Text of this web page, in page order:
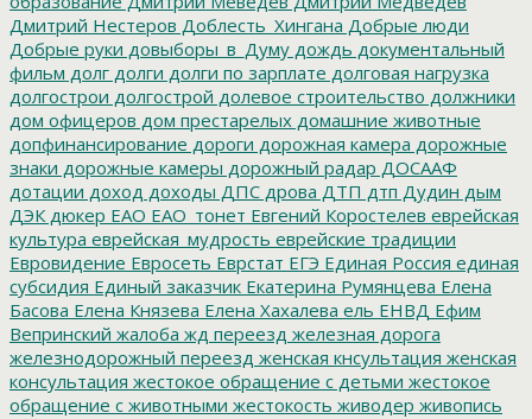
Дмитрий Нестеров Доблесть_Хингана Добрые люди
Добрые руки довыборы_в_Думу дождь документальный
фильм долг долги долги по зарплате долговая нагрузка
долгострои долгострой долевое строительство должники
дом офицеров дом престарелых домашние животные
допфинансирование дороги дорожная камера дорожные
знаки дорожные камеры дорожный радар ДОСААФ
дотации доход доходы ДПС дрова ДТП дтп Дудин дым
ДЭК дюкер ЕАО ЕАО_тонет Евгений Коростелев еврейская
культура еврейская_мудрость еврейские традиции
Евровидение Евросеть Еврстат ЕГЭ Единая Россия единая
субсидия Единый заказчик Екатерина Румянцева Елена
Басова Елена Князева Елена Хахалева ель ЕНВД Ефим
Вепринский жалоба жд переезд железная дорога
железнодорожный переезд женская кнсультация женская
консультация жестокое обращение с детьми жестокое
обращение с животными жестокость живодер живопись